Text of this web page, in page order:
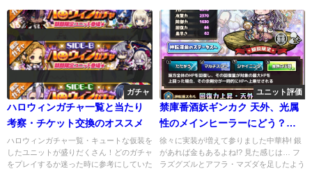
ガチャ
ハロウィンガチャ一覧と当たり
考察・チケット交換のオススメ
ハロウィンガチャ一覧・キュートな仮装を
したユニットが盛りだくさん！どのガチャ
をプレイするか迷った時に参考にしていた
ユニット評価
禁庫番酒妖ギンカク 天外、光属
性のメインヒーラーにどう？今
更感はあるけど優秀スキルあり
徐々に実装が増えて参りました中華枠! 銀
があれば金もあるよね!? 見た感じは… フ
ラズグズルとアフラ・マズダを足したよう